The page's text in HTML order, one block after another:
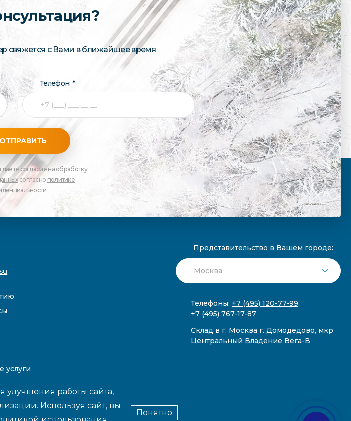
свяжется с Вами в ближайшее время
Телефон: *
ОТПРАВИТЬ
согласие на обработку
согласно политике
услуги
Представительство в Вашем городе:
Телефоны: +7 (495) 120-77-99,
+7 (495) 767-17-87
Склад в г. Москва г. Домодедово, мкр
Центральный Владение Вега-В
улучшения работы сайта,
Используя сайт, вы
Понятно